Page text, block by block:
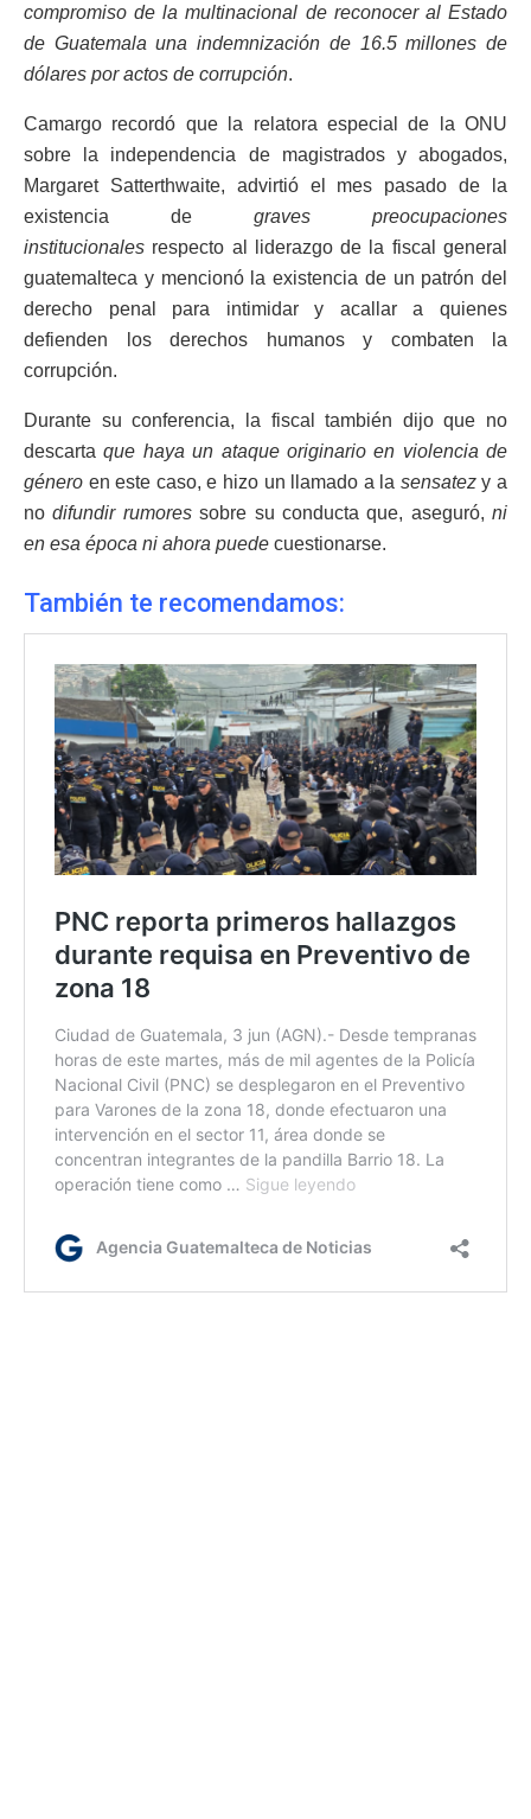
compromiso de la multinacional de reconocer al Estado
de Guatemala una indemnización de 16.5 millones de
dólares por actos de corrupción.
Camargo recordó que la relatora especial de la ONU
sobre la independencia de magistrados y abogados,
Margaret Satterthwaite, advirtió el mes pasado de la
existencia de graves preocupaciones
institucionales respecto al liderazgo de la fiscal general
guatemalteca y mencionó la existencia de un patrón del
derecho penal para intimidar y acallar a quienes
defienden los derechos humanos y combaten la
corrupción.
Durante su conferencia, la fiscal también dijo que no
descartaque haya un ataque originario en violencia de
género en este caso, e hizo un llamado a la sensatezy a
nodifundir rumoressobre su conducta que, aseguró, ni
en esa época ni ahora puede cuestionarse.
También te recomendamos: